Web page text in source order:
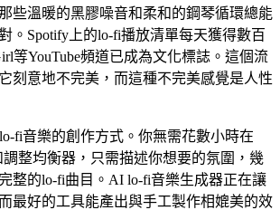
些溫暖的黑膠噪音和柔和的鋼琴循環總能
。Spotify上的lo-fi播放清單每天獲得數百
等YouTube頻道已成為文化標誌。這個流
刻意地不完美，而這種不完美感覺是人性
fi音樂的創作方式。你無需花數小時在
整均衡器，只需描述你想要的氛圍，幾
整的lo-fi曲目。AI lo-fi音樂生成器正在讓
最好的工具能產出與手工製作相媲美的效